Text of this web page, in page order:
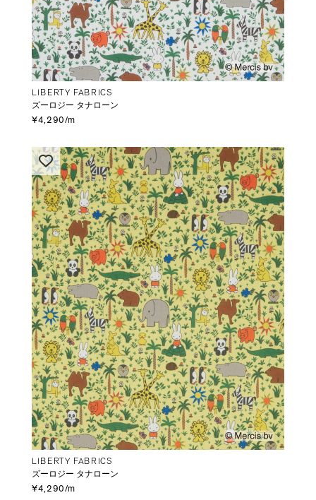
LIBERTY FABRICS
ズーロジー タナローン
¥4,290/m
LIBERTY FABRICS
ズーロジー タナローン
¥4,290/m